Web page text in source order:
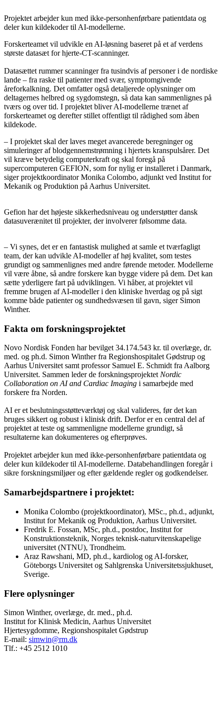
Projektet arbejder kun med ikke-personhenførbare patientdata og
deler kun kildekoder til AI-modellerne.
Forskerteamet vil udvikle en AI-løsning baseret på et af verdens
største datasæt for hjerte-CT-scanninger.
Datasættet rummer scanninger fra tusindvis af personer i de nordiske
lande – fra raske til patienter med svær, symptomgivende
åreforkalkning. Det omfatter også detaljerede oplysninger om
deltagernes helbred og sygdomstegn, så data kan sammenlignes på
tværs og over tid. I projektet bliver AI-modellerne trænet af
forskerteamet og derefter stillet offentligt til rådighed som åben
kildekode.
– I projektet skal der laves meget avancerede beregninger og
simuleringer af blodgennemstrømning i hjertets kranspulsårer. Det
vil kræve betydelig computerkraft og skal foregå på
supercomputeren GEFION, som for nylig er installeret i Danmark,
siger projektkoordinator Monika Colombo, adjunkt ved Institut for
Mekanik og Produktion på Aarhus Universitet.
Gefion har det højeste sikkerhedsniveau og understøtter dansk
datasuverænitet til projekter, der involverer følsomme data.
– Vi synes, det er en fantastisk mulighed at samle et tværfagligt
team, der kan udvikle AI-modeller af høj kvalitet, som testes
grundigt og sammenlignes med andre førende metoder. Modellerne
vil være åbne, så andre forskere kan bygge videre på dem. Det kan
sætte yderligere fart på udviklingen. Vi håber, at projektet vil
fremme brugen af AI-modeller i den kliniske hverdag og på sigt
komme både patienter og sundhedsvæsen til gavn, siger Simon
Winther.
Fakta om forskningsprojektet
Novo Nordisk Fonden har bevilget 34.174.543 kr. til overlæge, dr.
med. og ph.d. Simon Winther fra Regionshospitalet Gødstrup og
Aarhus Universitet samt professor Samuel E. Schmidt fra Aalborg
Universitet. Sammen leder de forskningsprojektetNordic
Collaboration on AI and Cardiac Imaging i samarbejde med
forskere fra Norden.
AI er et beslutningsstøtteværktøj og skal valideres, før det kan
bruges sikkert og robust i klinisk drift. Derfor er en central del af
projektet at teste og sammenligne modellerne grundigt, så
resultaterne kan dokumenteres og efterprøves.
Projektet arbejder kun med ikke-personhenførbare patientdata og
deler kun kildekoder til AI-modellerne. Databehandlingen foregår i
sikre forskningsmiljøer og efter gældende regler og godkendelser.
Samarbejdspartnere i projektet:
Monika Colombo (projektkoordinator), MSc., ph.d., adjunkt,
Institut for Mekanik og Produktion, Aarhus Universitet.
Fredrik E. Fossan, MSc, ph.d., postdoc, Institut for
Konstruktionsteknik, Norges teknisk-naturvitenskapelige
universitet (NTNU), Trondheim.
Araz Rawshani, MD, ph.d., kardiolog og AI-forsker,
Göteborgs Universitet og Sahlgrenska Universitetssjukhuset,
Sverige.
Flere oplysninger
Simon Winther, overlæge, dr. med., ph.d.
Institut for Klinisk Medicin, Aarhus Universitet
Hjertesygdomme, Regionshospitalet Gødstrup
E-mail: simwin@rm.dk
Tlf.: +45 2512 1010